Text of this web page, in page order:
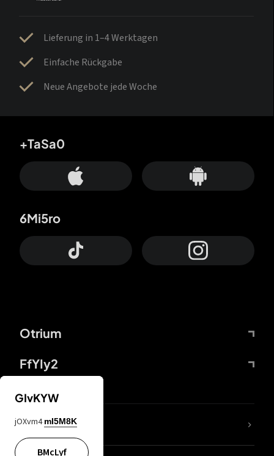
Lieferung in 1–4 Werktagen
Einfache Rückgabe
Neue Angebote jede Woche
Otrium
FfYIy2
+TaSa0
6Mi5ro
DDcvSo
GIvKYW
jOXvm4 mI5M8K
BMcLyf